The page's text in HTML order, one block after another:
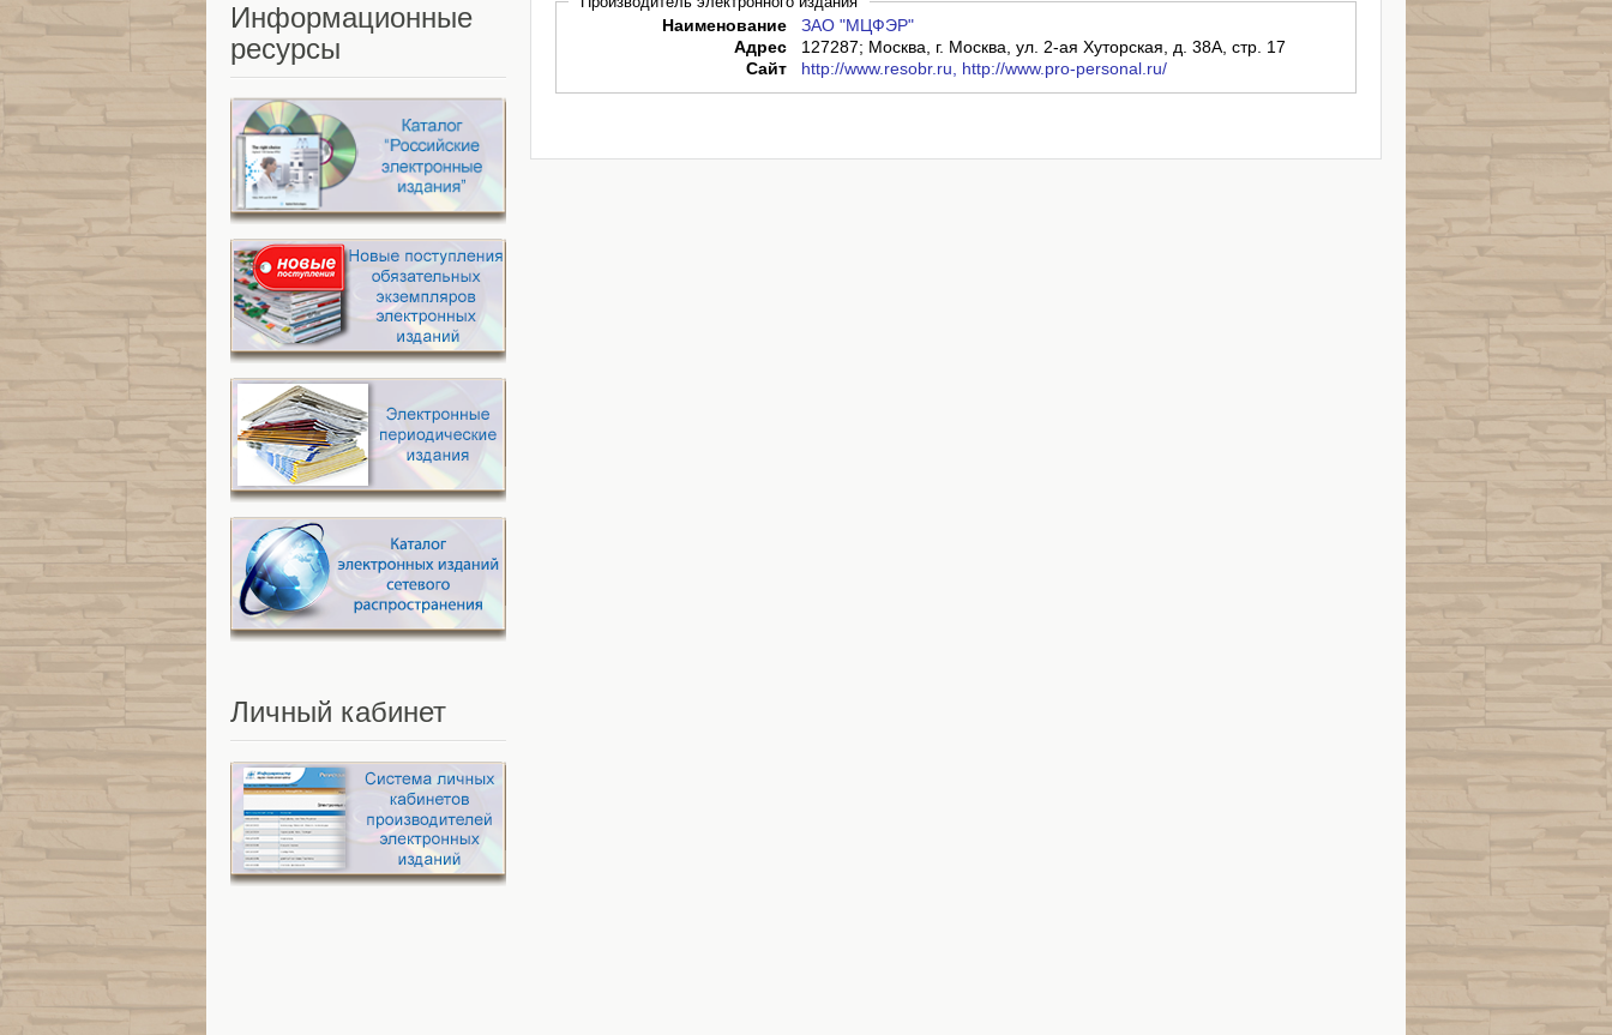
Наименование
ЗАО "МЦФЭР"
Адрес
127287; Москва, г. Москва, ул. 2-ая Хуторская, д. 38А, стр. 17
Сайт
http://www.resobr.ru, http://www.pro-personal.ru/
Информационные
ресурсы
Личный кабинет